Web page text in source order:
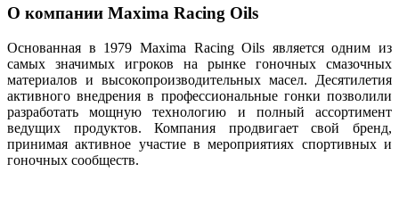
О компании Maxima Racing Oils
Основанная в 1979 Maxima Racing Oils является одним из
самых значимых игроков на рынке гоночных смазочных
материалов и высокопроизводительных масел. Десятилетия
активного внедрения в профессиональные гонки позволили
разработать мощную технологию и полный ассортимент
ведущих продуктов. Компания продвигает свой бренд,
принимая активное участие в мероприятиях спортивных и
гоночных сообществ.